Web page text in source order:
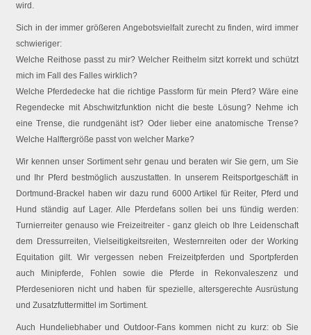
wird.
Sich in der immer größeren Angebotsvielfalt zurecht zu finden, wird immer
schwieriger:
Welche Reithose passt zu mir? Welcher Reithelm sitzt korrekt und schützt
mich im Fall des Falles wirklich?
Welche Pferdedecke hat die richtige Passform für mein Pferd? Wäre eine
Regendecke mit Abschwitzfunktion nicht die beste Lösung? Nehme ich
eine Trense, die rundgenäht ist? Oder lieber eine anatomische Trense?
Welche Halftergröße passt von welcher Marke?
Wir kennen unser Sortiment sehr genau und beraten wir Sie gern, um Sie
und Ihr Pferd bestmöglich auszustatten. In unserem Reitsportgeschäft in
Dortmund-Brackel haben wir dazu rund 6000 Artikel für Reiter, Pferd und
Hund ständig auf Lager. Alle Pferdefans sollen bei uns fündig werden:
Turnierreiter genauso wie Freizeitreiter - ganz gleich ob Ihre Leidenschaft
dem Dressurreiten, Vielseitigkeitsreiten, Westernreiten oder der Working
Equitation gilt. Wir vergessen neben Freizeitpferden und Sportpferden
auch Minipferde, Fohlen sowie die Pferde in Rekonvaleszenz und
Pferdesenioren nicht und haben für spezielle, altersgerechte Ausrüstung
und Zusatzfuttermittel im Sortiment.
Auch Hundeliebhaber und Outdoor-Fans kommen nicht zu kurz: ob Sie